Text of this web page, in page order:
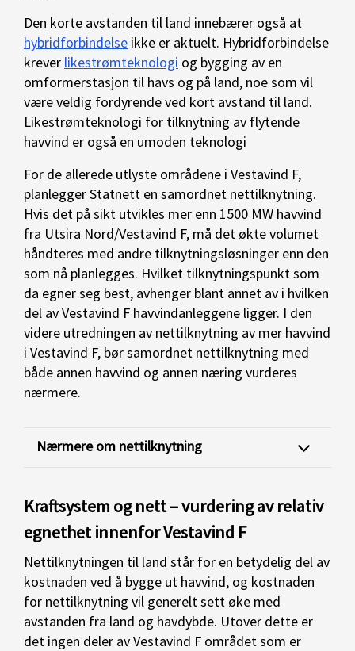
Den korte avstanden til land innebærer også at
hybridforbindelse ikke er aktuelt. Hybridforbindelse
krever likestrømteknologi og bygging av en
omformerstasjon til havs og på land, noe som vil
være veldig fordyrende ved kort avstand til land.
Likestrømteknologi for tilknytning av flytende
havvind er også en umoden teknologi
For de allerede utlyste områdene i Vestavind F,
planlegger Statnett en samordnet nettilknytning.
Hvis det på sikt utvikles mer enn 1500 MW havvind
fra Utsira Nord/Vestavind F, må det økte volumet
håndteres med andre tilknytningsløsninger enn den
som nå planlegges. Hvilket tilknytningspunkt som
da egner seg best, avhenger blant annet av i hvilken
del av Vestavind F havvindanleggene ligger. I den
videre utredningen av nettilknytning av mer havvind
i Vestavind F, bør samordnet nettilknytning med
både annen havvind og annen næring vurderes
nærmere.
Nærmere om nettilknytning
Kraftsystem og nett – vurdering av relativ
egnethet innenfor Vestavind F
Nettilknytningen til land står for en betydelig del av
kostnaden ved å bygge ut havvind, og kostnaden
for nettilknytning vil generelt sett øke med
avstanden fra land og havdybde. Utover dette er
det ingen deler av Vestavind F området som er